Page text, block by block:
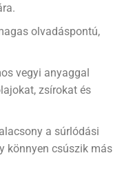
olvadáspontú,
vegyi anyaggal
zsírokat és
a súrlódási
könnyen csúszik más